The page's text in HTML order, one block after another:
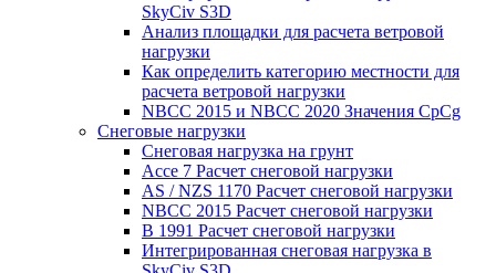
SkyCiv S3D
Анализ площадки для расчета ветровой
нагрузки
Как определить категорию местности для
расчета ветровой нагрузки
NBCC 2015 и NBCC 2020 Значения CpCg
Снеговые нагрузки
Снеговая нагрузка на грунт
Ассе 7 Расчет снеговой нагрузки
AS / NZS 1170 Расчет снеговой нагрузки
NBCC 2015 Расчет снеговой нагрузки
В 1991 Расчет снеговой нагрузки
Интегрированная снеговая нагрузка в